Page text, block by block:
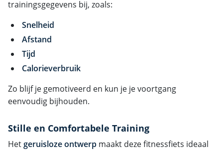
trainingsgegevens bij, zoals:
Snelheid
Afstand
Tijd
Calorieverbruik
Zo blijf je gemotiveerd en kun je je voortgang
eenvoudig bijhouden.
Stille en Comfortabele Training
Hetgeruisloze ontwerp maakt deze fitnessfiets ideaal